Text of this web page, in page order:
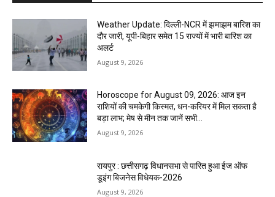
Weather Update: दिल्ली-NCR में झमाझम बारिश का
दौर जारी, यूपी-बिहार समेत 15 राज्यों में भारी बारिश का
अलर्ट
August 9, 2026
Horoscope for August 09, 2026: आज इन
राशियों की चमकेगी किस्मत, धन-करियर में मिल सकता है
बड़ा लाभ; मेष से मीन तक जानें सभी...
August 9, 2026
रायपुर : छत्तीसगढ़ विधानसभा से पारित हुआ ईज ऑफ
डूइंग बिजनेस विधेयक-2026
August 9, 2026